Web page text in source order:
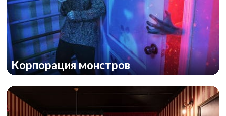
Корпорация монстров